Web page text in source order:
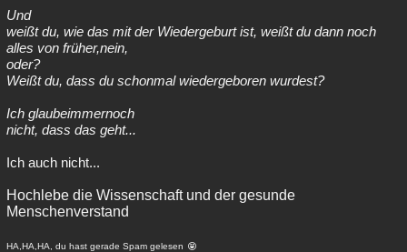
Und
weißt du, wie das mit der Wiedergeburt ist, weißt du dann noch
alles von früher,nein,
oder?
Weißt du, dass du schonmal wiedergeboren wurdest?
Ich glaubeimmernoch
nicht, dass das geht...
Ich auch nicht...
Hochlebe die Wissenschaft und der gesunde
Menschenverstand
HA,HA,HA, du hast gerade Spam gelesen